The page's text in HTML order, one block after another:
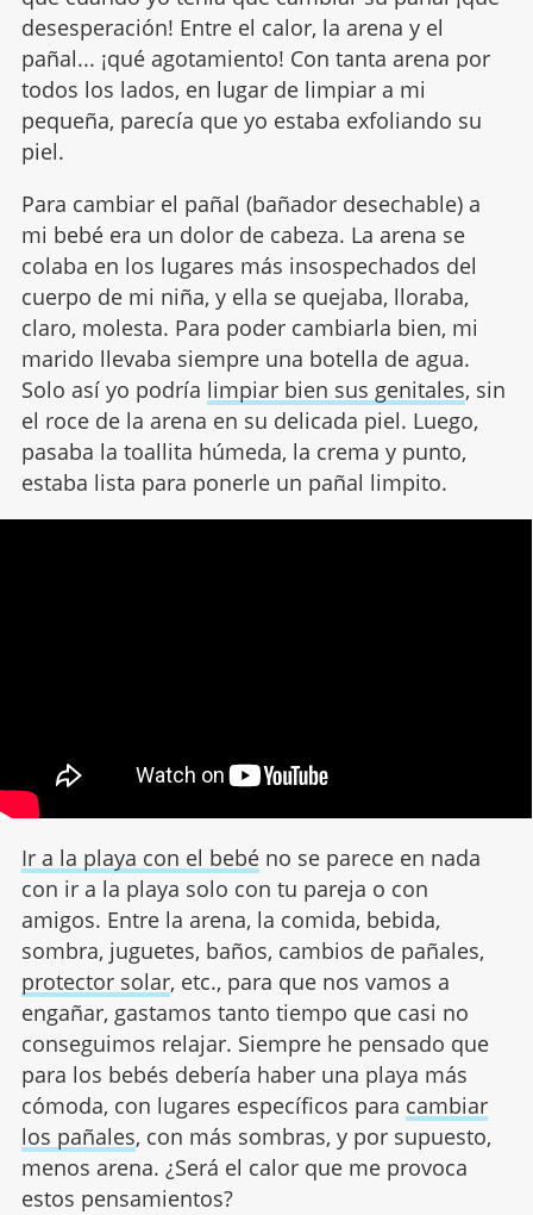
desesperación! Entre el calor, la arena y el
pañal... ¡qué agotamiento! Con tanta arena por
todos los lados, en lugar de limpiar a mi
pequeña, parecía que yo estaba exfoliando su
piel.
Para cambiar el pañal (bañador desechable) a
mi bebé era un dolor de cabeza. La arena se
colaba en los lugares más insospechados del
cuerpo de mi niña, y ella se quejaba, lloraba,
claro, molesta. Para poder cambiarla bien, mi
marido llevaba siempre una botella de agua.
Solo así yo podría limpiar bien sus genitales, sin
el roce de la arena en su delicada piel. Luego,
pasaba la toallita húmeda, la crema y punto,
estaba lista para ponerle un pañal limpito.
Ir a la playa con el bebéno se parece en nada
con ir a la playa solo con tu pareja o con
amigos. Entre la arena, la comida, bebida,
sombra, juguetes, baños, cambios de pañales,
protector solar, etc., para que nos vamos a
engañar, gastamos tanto tiempo que casi no
conseguimos relajar. Siempre he pensado que
para los bebés debería haber una playa más
cómoda, con lugares específicos para cambiar
los pañales, con más sombras, y por supuesto,
menos arena. ¿Será el calor que me provoca
estos pensamientos?